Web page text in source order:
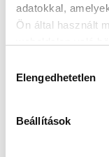
adatokkal,
Ön által használt
kiválasztása
Elengedhetetlen
Beállítások
2020-02-14 18:15:12
Futballistáink a